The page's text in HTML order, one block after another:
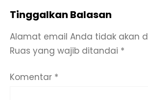
Tinggalkan Balasan
Alamat email Anda tidak akan
Ruas yang wajib ditandai *
Komentar *